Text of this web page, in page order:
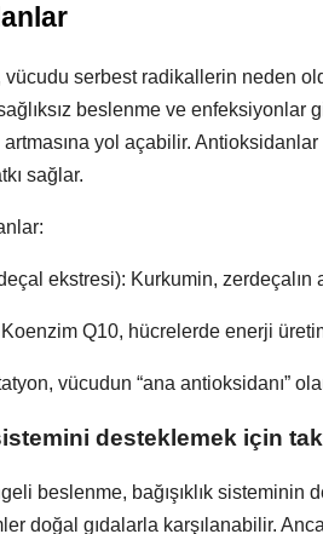
vücudu serbest radikallerin neden
beslenme ve enfeksiyonlar
yol açabilir. Antioksidanlar
sağlar.
ekstresi): Kurkumin,
Q10, hücrelerde enerji
vücudun “ana antioksidanı”
sistemini desteklemek için
beslenme, bağışıklık
doğal gıdalarla karşılanabilir.